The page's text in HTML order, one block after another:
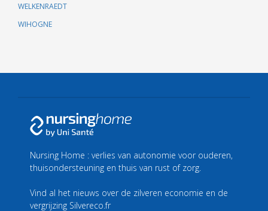
WELKENRAEDT
WIHOGNE
Nursing Home : verlies van autonomie voor ouderen,
thuisondersteuning en thuis van rust of zorg.
Vind al het nieuws over de zilveren economie en de
vergrijzing Silvereco.fr